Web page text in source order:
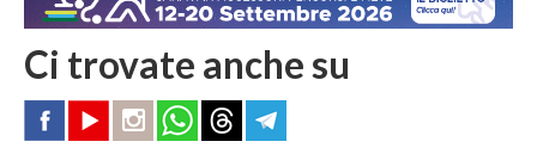
Ci trovate anche su